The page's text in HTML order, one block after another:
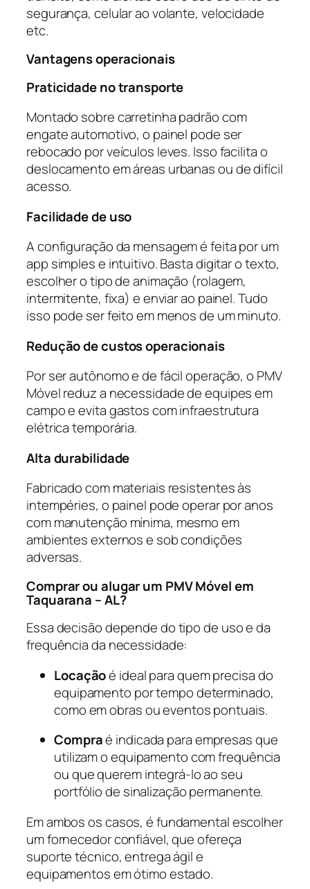
segurança, celular ao volante, velocidade
etc.
Vantagens operacionais
Praticidade no transporte
Montado sobre carretinha padrão com
engate automotivo, o painel pode ser
rebocado por veículos leves. Isso facilita o
deslocamento em áreas urbanas ou de difícil
acesso.
Facilidade de uso
A configuração da mensagem é feita por um
app simples e intuitivo. Basta digitar o texto,
escolher o tipo de animação (rolagem,
intermitente, fixa) e enviar ao painel. Tudo
isso pode ser feito em menos de um minuto.
Redução de custos operacionais
Por ser autônomo e de fácil operação, o PMV
Móvel reduz a necessidade de equipes em
campo e evita gastos com infraestrutura
elétrica temporária.
Alta durabilidade
Fabricado com materiais resistentes às
intempéries, o painel pode operar por anos
com manutenção mínima, mesmo em
ambientes externos e sob condições
adversas.
Comprar ou alugar um PMV Móvel em
Taquarana – AL?
Essa decisão depende do tipo de uso e da
frequência da necessidade:
Locaçãoé ideal para quem precisa do
equipamento por tempo determinado,
como em obras ou eventos pontuais.
Compraé indicada para empresas que
utilizam o equipamento com frequência
ou que querem integrá-lo ao seu
portfólio de sinalização permanente.
Em ambos os casos, é fundamental escolher
um fornecedor confiável, que ofereça
suporte técnico, entrega ágil e
equipamentos em ótimo estado.